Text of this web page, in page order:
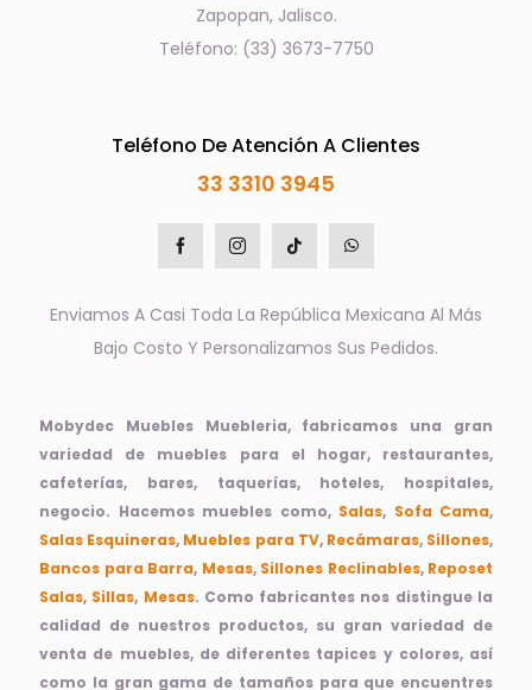
Zapopan, Jalisco.
Teléfono: (33) 3673-7750
Teléfono De Atención A Clientes
33 3310 3945
Enviamos A Casi Toda La República Mexicana Al Más
Bajo Costo Y Personalizamos Sus Pedidos.
Mobydec Muebles Muebleria, fabricamos una gran
variedad de muebles para el hogar, restaurantes,
cafeterías, bares, taquerías, hoteles, hospitales,
negocio. Hacemos muebles como, Salas, Sofa Cama,
Salas Esquineras, Muebles para TV, Recámaras, Sillones,
Bancos para Barra, Mesas, Sillones Reclinables, Reposet
Salas, Sillas, Mesas. Como fabricantes nos distingue la
calidad de nuestros productos, su gran variedad de
venta de muebles, de diferentes tapices y colores, así
como la gran gama de tamaños para que encuentres